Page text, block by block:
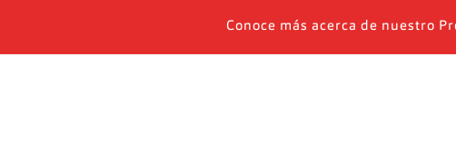
Conoce más acerca de nuestro